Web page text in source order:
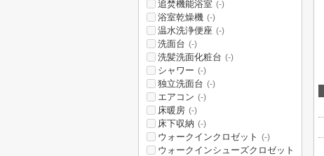
追焚機能浴室 (-)
浴室乾燥機 (-)
温水洗浄便座 (-)
洗面台 (-)
洗髪洗面化粧台 (-)
シャワー (-)
独立洗面台 (-)
エアコン (-)
床暖房 (-)
床下収納 (-)
ウォークインクロゼット (-)
ウォークインシューズクロゼット